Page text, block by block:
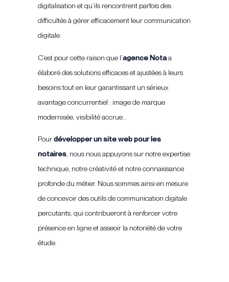
digitalisation et qu’ils rencontrent parfois des
difficultés à gérer efficacement leur communication
digitale.
C’est pour cette raison que l’agence Notaa
élaboré des solutions efficaces et ajustées à leurs
besoins tout en leur garantissant un sérieux
avantage concurrentiel : image de marque
modernisée, visibilité accrue…
Pourdévelopper un site web pour les
notaires , nous nous appuyons sur notre expertise
technique, notre créativité et notre connaissance
profonde du métier. Nous sommes ainsi en mesure
de concevoir des outils de communication digitale
percutants, qui contribueront à renforcer votre
présence en ligne et asseoir la notoriété de votre
étude.